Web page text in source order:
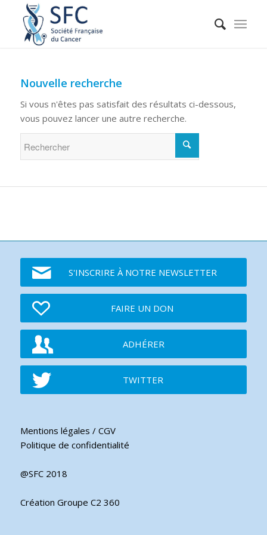
Nouvelle recherche
Si vous n'êtes pas satisfait des résultats ci-dessous,
vous pouvez lancer une autre recherche.
S'INSCRIRE À NOTRE NEWSLETTER
FAIRE UN DON
ADHÉRER
TWITTER
Mentions légales / CGV
Politique de confidentialité
@SFC 2018
Création Groupe C2 360